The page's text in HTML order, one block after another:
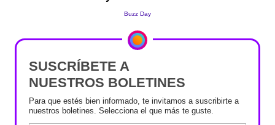
SUSCRÍBETE A
NUESTROS BOLETINES
Para que estés bien informado, te invitamos a suscribirte a
nuestros boletines. Selecciona el que más te guste.